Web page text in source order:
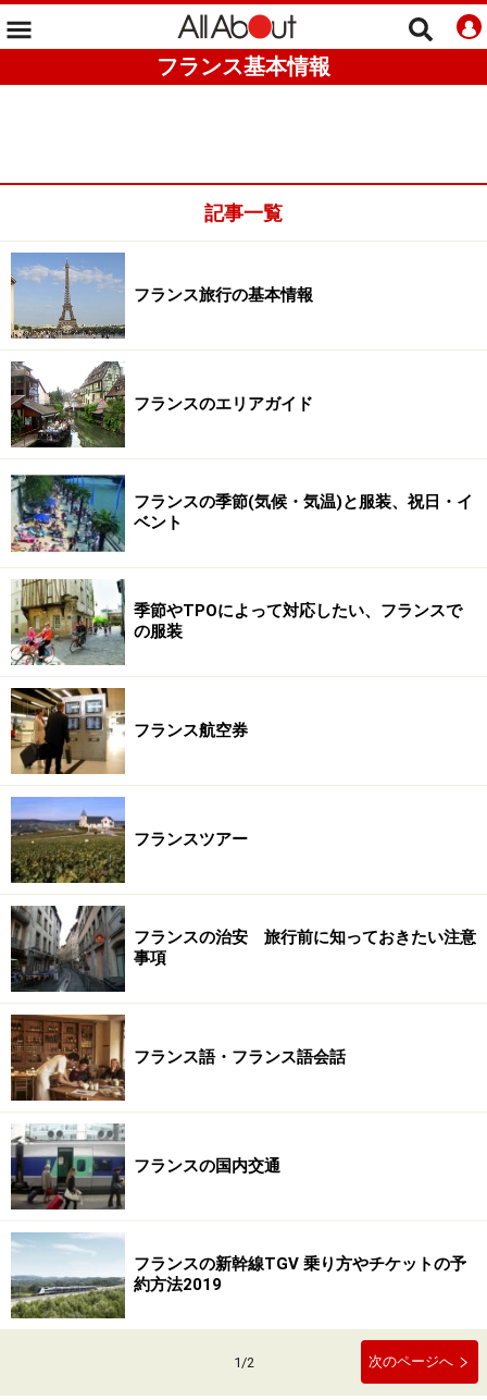
フランス基本情報
記事一覧
フランス旅行の基本情報
フランスのエリアガイド
フランスの季節(気候・気温)と服装、祝日・イ
ベント
季節やTPOによって対応したい、フランスで
の服装
フランス航空券
フランスツアー
フランスの治安 旅行前に知っておきたい注意
事項
フランス語・フランス語会話
フランスの国内交通
フランスの新幹線TGV 乗り方やチケットの予
約方法2019
1/2 次のページへ